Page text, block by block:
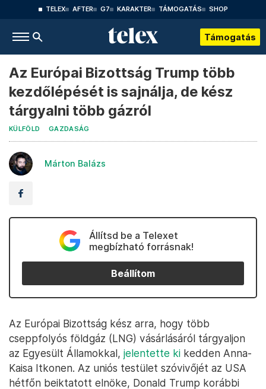
TELEX AFTER G7 KARAKTER TÁMOGATÁS SHOP
Támogatás
Az Európai Bizottság Trump több
kezdőlépését is sajnálja, de kész
tárgyalni több gázról
KÜLFÖLD GAZDASÁG
Márton Balázs
Állítsd be a Telexet
megbízható forrásnak!
Beállítom
Az Európai Bizottság kész arra, hogy több
cseppfolyós földgáz (LNG) vásárlásáról tárgyaljon
az Egyesült Államokkal, jelentette ki kedden Anna-
Kaisa Itkonen. Az uniós testület szóvivőjét az USA
hétfőn beiktatott elnöke, Donald Trump korábbi